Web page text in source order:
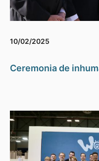
10/02/2025
Ceremonia de